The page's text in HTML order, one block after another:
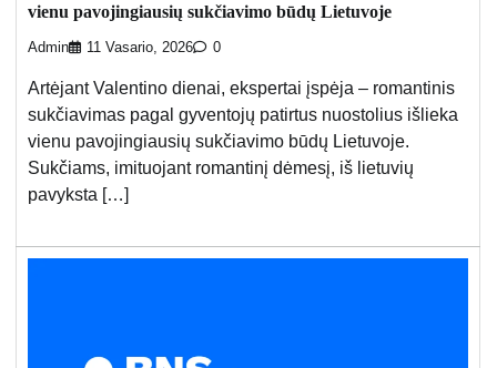
vienu pavojingiausių sukčiavimo būdų Lietuvoje
Admin 11 Vasario, 2026 0
Artėjant Valentino dienai, ekspertai įspėja – romantinis
sukčiavimas pagal gyventojų patirtus nuostolius išlieka
vienu pavojingiausių sukčiavimo būdų Lietuvoje.
Sukčiams, imituojant romantinį dėmesį, iš lietuvių
pavyksta […]